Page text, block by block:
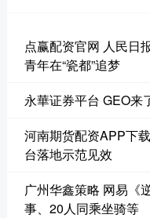
点赢配资官网 人民日
青年在“瓷都”追梦
永華证券平台 GEO来
河南期货配资APP下
台落地示范见效
广州华鑫策略 网易《
事、20人同乘坐骑等